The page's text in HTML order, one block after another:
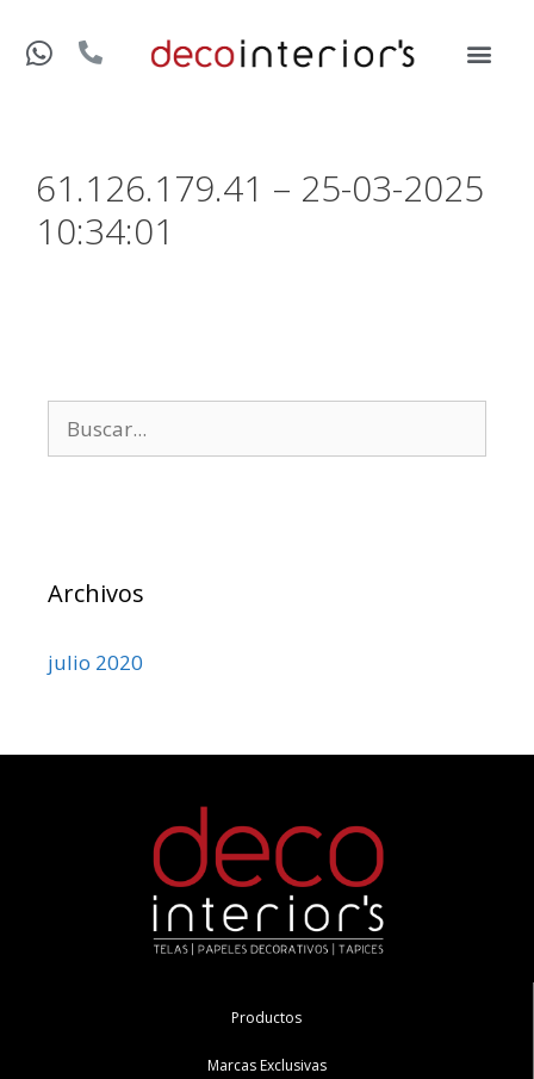
61.126.179.41 – 25-03-2025
10:34:01
Archivos
julio 2020
Productos
Marcas Exclusivas